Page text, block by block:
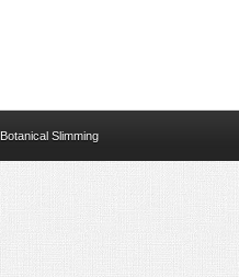
Botanical Slimming